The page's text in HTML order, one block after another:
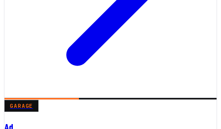
GARAGE
Ad